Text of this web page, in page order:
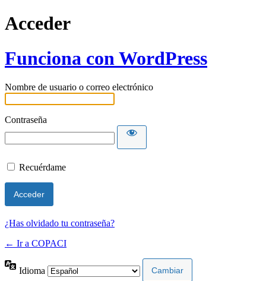
Acceder
Funciona con WordPress
Nombre de usuario o correo electrónico
Contraseña
Recuérdame
¿Has olvidado tu contraseña?
← Ir a COPACI
Idioma